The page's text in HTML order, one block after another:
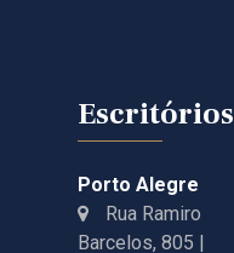
Escritórios
Porto Alegre
Rua Ramiro
Barcelos, 805 |